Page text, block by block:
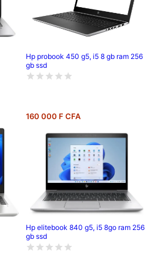
Hp probook 450 g5, i5 8 gb ram 256
gb ssd
160 000 F CFA
Hp elitebook 840 g5, i5 8go ram 256
gb ssd